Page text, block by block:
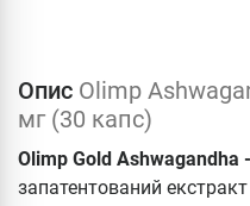
Опис Olimp
мг (30 капс)
Olimp Gold Ashwagandha -
запатентований